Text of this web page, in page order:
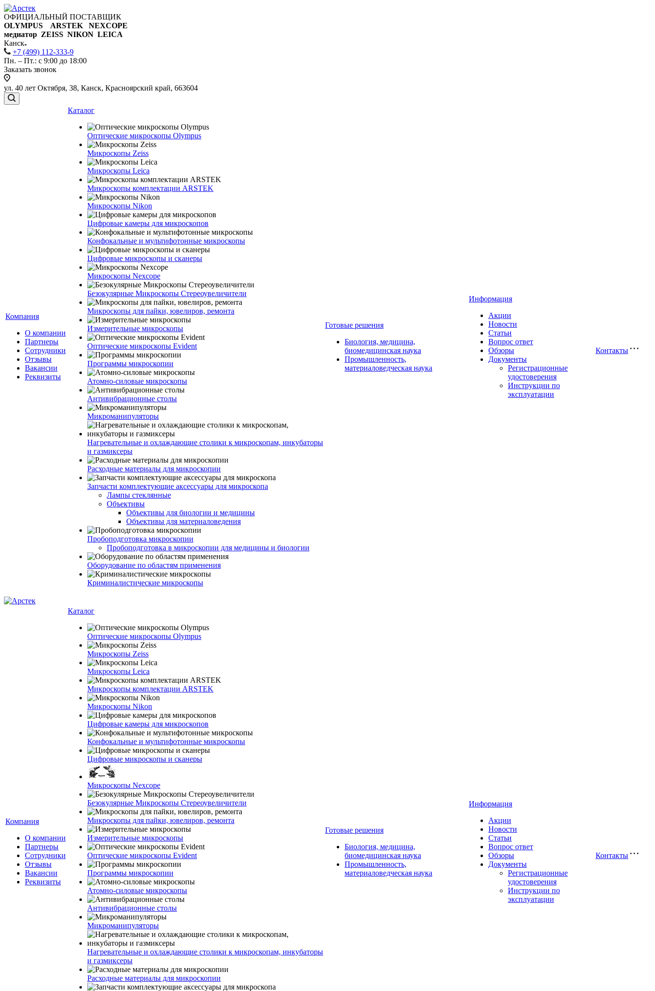
ОФИЦИАЛЬНЫЙ ПОСТАВЩИК
OLYMPUS ARSTEK NEXCOPE
медиатор ZEISS NIKON LEICA
Канск
+7 (499) 112-333-9
Пн. – Пт.: с 9:00 до 18:00
Заказать звонок
ул. 40 лет Октября, 38, Канск, Красноярский край, 663604
Компания
О компании
Партнеры
Сотрудники
Отзывы
Вакансии
Реквизиты
Каталог
Оптические микроскопы Olympus
Микроскопы Zeiss
Микроскопы Leica
Микроскопы комплектации ARSTEK
Микроскопы Nikon
Цифровые камеры для микроскопов
Конфокальные и мультифотонные микроскопы
Цифровые микроскопы и сканеры
Микроскопы Nexcope
Безокулярные Микроскопы Стереоувеличители
Микроскопы для пайки, ювелиров, ремонта
Измерительные микроскопы
Оптические микроскопы Evident
Программы микроскопии
Атомно-силовые микроскопы
Антивибрационные столы
Микроманипуляторы
Нагревательные и охлаждающие столики к микроскопам, инкубаторы
и газмиксеры
Расходные материалы для микроскопии
Запчасти комплектующие аксессуары для микроскопа
Лампы стеклянные
Объективы
Объективы для биологии и медицины
Объективы для материаловедения
Пробоподготовка микроскопии
Пробоподготовка в микроскопии для медицины и биологии
Оборудование по областям применения
Криминалистические микроскопы
Готовые решения
Биология, медицина,
биомедицинская наука
Промышленность,
материаловедческая наука
Информация
Акции
Новости
Статьи
Вопрос ответ
Обзоры
Документы
Регистрационные
удостоверения
Инструкции по
эксплуатации
Контакты
Компания
О компании
Партнеры
Сотрудники
Отзывы
Вакансии
Реквизиты
Каталог
Оптические микроскопы Olympus
Микроскопы Zeiss
Микроскопы Leica
Микроскопы комплектации ARSTEK
Микроскопы Nikon
Цифровые камеры для микроскопов
Конфокальные и мультифотонные микроскопы
Цифровые микроскопы и сканеры
Микроскопы Nexcope
Безокулярные Микроскопы Стереоувеличители
Микроскопы для пайки, ювелиров, ремонта
Измерительные микроскопы
Оптические микроскопы Evident
Программы микроскопии
Атомно-силовые микроскопы
Антивибрационные столы
Микроманипуляторы
Нагревательные и охлаждающие столики к микроскопам, инкубаторы
и газмиксеры
Расходные материалы для микроскопии
Готовые решения
Биология, медицина,
биомедицинская наука
Промышленность,
материаловедческая наука
Информация
Акции
Новости
Статьи
Вопрос ответ
Обзоры
Документы
Регистрационные
удостоверения
Инструкции по
эксплуатации
Контакты